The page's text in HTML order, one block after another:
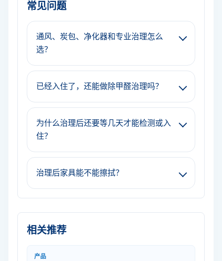
常见问题
通风、炭包、净化器和专业治理怎么
选？
已经入住了，还能做除甲醛治理吗？
为什么治理后还要等几天才能检测或入
住？
治理后家具能不能擦拭？
相关推荐
产品